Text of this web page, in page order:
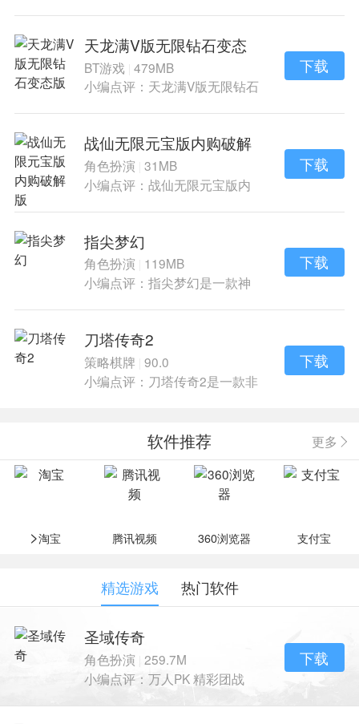
天龙满V版无限钻石变态
版
BT游戏 479MB
小编点评：天龙满V版无限钻石
下载
战仙无限元宝版内购破解
版
角色扮演 31MB
小编点评：战仙无限元宝版内
下载
指尖梦幻
角色扮演 119MB
小编点评：指尖梦幻是一款神
下载
刀塔传奇2
策略棋牌 90.0
小编点评：刀塔传奇2是一款非
下载
软件推荐 更多
>淘宝 腾讯视频 360浏览器 支付宝
精选游戏 热门软件
圣域传奇
角色扮演 259.7M
小编点评：万人PK 精彩团战
下载